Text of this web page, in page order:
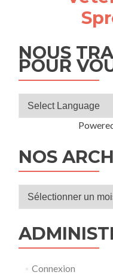
NOUS
POUR
NOS
Nos
Connexion